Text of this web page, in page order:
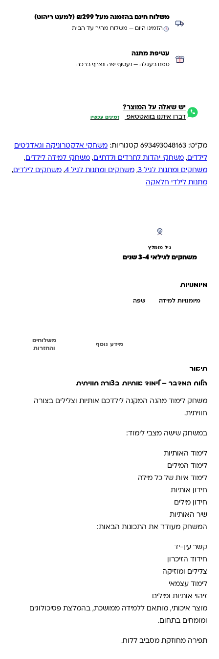
משלוח חינם בהזמנה מעל ₪299 (למעט ריהוט)
הזמינו היום — משלוח מהיר עד הבית
עטיפת מתנה
סמנו בעגלה — נעטוף יפה ונצרף ברכה
יש שאלה על המוצר?
דברו איתנו בוואטסאפ זמינים עכשיו
מק"ט: 693493048163 קטגוריות: משחקי אלקטרוניקה וגאדג'טים
לילדים, משחקי יהדות לחרדים ולדתיים, משחקי למידה לילדים,
משחקים ומתנות לגיל 3
, משחקים ומתנות לגיל 4 , משחקים לילדים,
מתנות לילדי חלאקה
גיל מומלץ
משחקים לגילאי 3-4 שנים
מיומנויות
מיומנויות למידה שפה
מידע נוסף
משלוחים
והחזרות
תיאור
הלוח המדבר – לימוד אותיות בצורה חוויתית
משחק לימוד מהנה המקנה לילדכם אותיות וצלילים בצורה
חוויתית.
במשחק שישה מצבי לימוד:
לימוד האותיות
לימוד המילים
לימוד איות של כל מילה
חידון אותיות
חידון מילים
שיר האותיות
המשחק מעודד את התכונות הבאות:
קשר עין-יד
חידוד הזיכרון
צלילים ומוזיקה
לימוד עצמאי
זיהוי אותיות ומילים
מוצר איכותי, מותאם ללמידה ממושכת, בהמלצת פסיכולוגים
ומומחים בתחום.
תפירה מחוזקת מסביב ללוח.